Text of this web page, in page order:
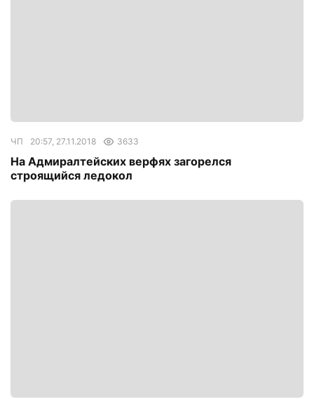
ЧП 20:57, 27.11.2018 3633
На Адмиралтейских верфях загорелся
строящийся ледокол